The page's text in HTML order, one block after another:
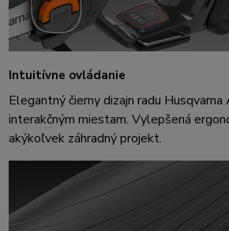
Intuitívne ovládanie
Elegantný čierny dizajn radu
interakčným miestam. Vylepšená
akýkoľvek záhradný projekt.